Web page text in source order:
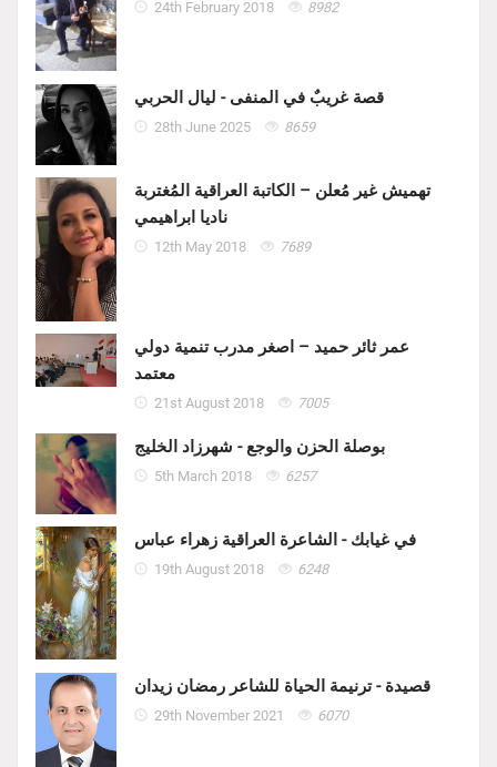
24th February 2018 8982
قصة غريبٌ في المنفى - ليال الحربي
28th June 2025 8659
تهميش غير مُعلن – الكاتبة العراقية المُغتربة
ناديا ابراهيمي
12th May 2018 7689
عمر ثائر حميد – اصغر مدرب تنمية دولي
معتمد
21st August 2018 7005
بوصلة الحزن والوجع - شهرزاد الخليج
5th March 2018 6257
في غيابك - الشاعرة العراقية زهراء عباس
19th August 2018 6248
قصيدة - ترنيمة الحياة للشاعر رمضان زيدان
29th November 2021 6070